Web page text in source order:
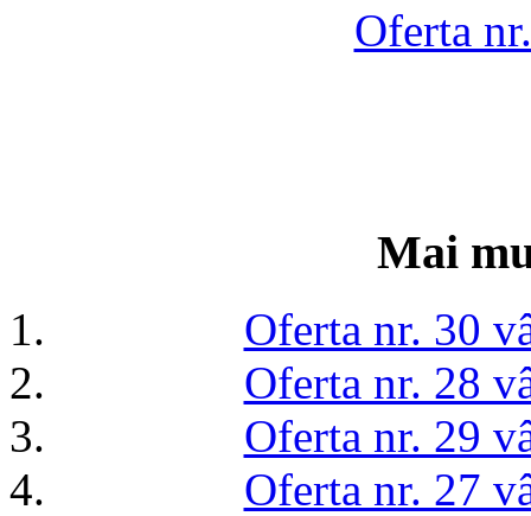
Oferta
Mai
Oferta nr. 30
Oferta nr. 28
Oferta nr. 29
Oferta nr. 27